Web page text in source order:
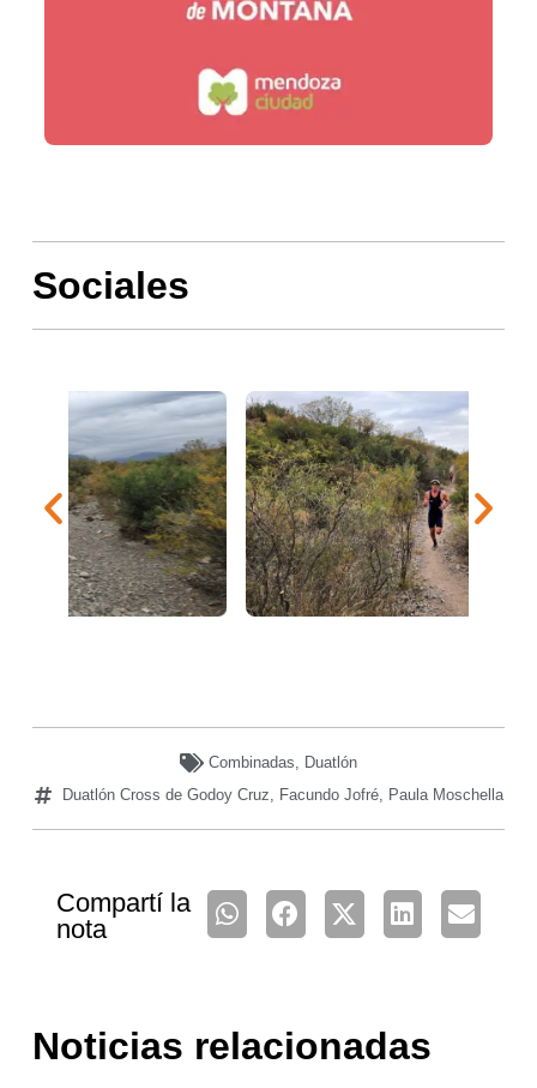
Sociales
Combinadas, Duatlón
Duatlón Cross de Godoy Cruz, Facundo Jofré, Paula Moschella
Compartí la
nota
Noticias relacionadas